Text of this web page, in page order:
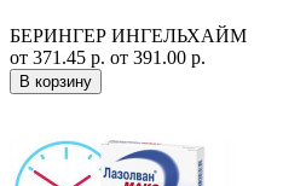
БЕРИНГЕР ИНГЕЛЬХАЙМ
от 371.45 р. от 391.00 р.
В корзину